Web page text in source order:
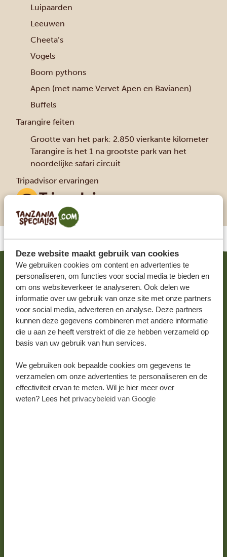
Deze website maakt gebruik van cookies
We gebruiken cookies om content en advertenties te
personaliseren, om functies voor social media te bieden en
om ons websiteverkeer te analyseren. Ook delen we
informatie over uw gebruik van onze site met onze partners
voor social media, adverteren en analyse. Deze partners
kunnen deze gegevens combineren met andere informatie
die u aan ze heeft verstrekt of die ze hebben verzameld op
basis van uw gebruik van hun services.
We gebruiken ook bepaalde cookies om gegevens te
verzamelen om onze advertenties te personaliseren en de
effectiviteit ervan te meten. Wil je hier meer over
weten? Lees het privacybeleid van Google
Luipaarden
Leeuwen
Cheeta’s
Vogels
Boom pythons
Apen (met name Vervet Apen en Bavianen)
Buffels
Tarangire feiten
Grootte van het park: 2.850 vierkante kilometer
Tarangire is het 1 na grootste park van het
noordelijke safari circuit
Tripadvisor ervaringen
GERELATEERDE REIZEN